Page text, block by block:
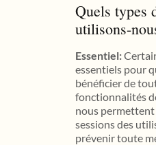
Quels types
utilisons-
Essentiel:
essentiels pour
bénéficier de
fonctionnalités
nous
sessions des
prévenir toute